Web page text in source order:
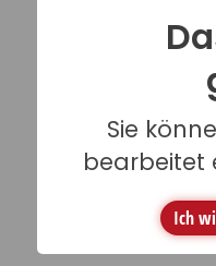
Sie
bearbeitet
Ich